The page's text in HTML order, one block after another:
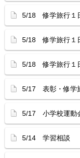
5/18 修学旅行１
5/18 修学旅行１
5/18 修学旅行１
5/17 表彰・修学
5/17 小学校運動
5/14 学習相談